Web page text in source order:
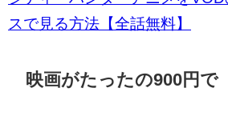
スで見る方法【全話無料】
映画がたったの900円で